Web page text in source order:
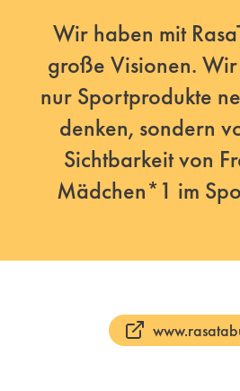
Wir haben mit
große Visionen.
nur Sportprodukte
denken, sondern
Sichtbarkeit von
Mädchen*1 im